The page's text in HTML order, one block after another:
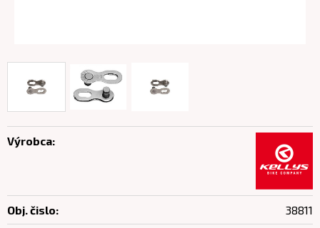
Výrobca:
Obj. čislo: 38811